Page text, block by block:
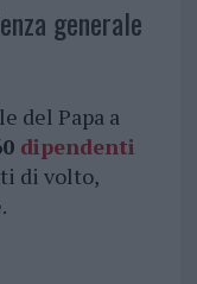
generale
del Papa a
dipendenti
di volto,